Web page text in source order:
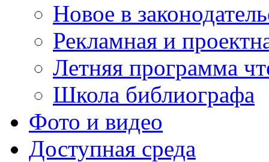
Новое в
Рекламная и
Летняя программа
Школа библиографа
Фото и видео
Доступная среда